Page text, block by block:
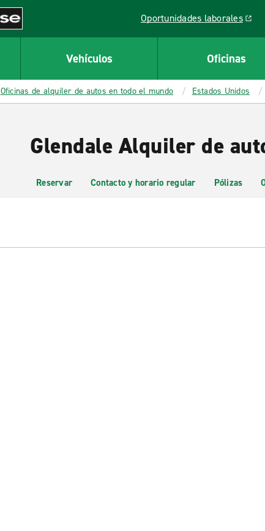
Oportunidades laborales
Link opens in a new window
Vehículos Oficinas
Oficinas de alquiler de autos en todo el mundo Estados Unidos
Glendale Alquiler de
Reservar Contacto y horario regular Pólizas